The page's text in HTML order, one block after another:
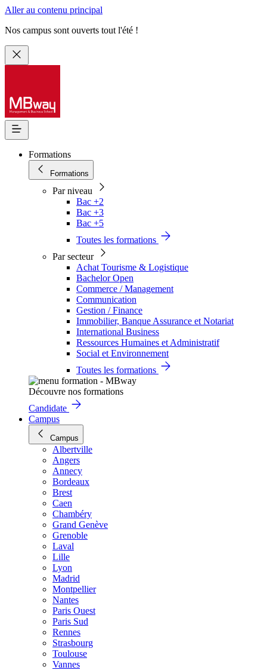
Aller au contenu principal
Nos campus sont ouverts tout l'été !
Formations
Formations
Par niveau
Bac +2
Bac +3
Bac +5
Toutes les formations
Par secteur
Achat Tourisme & Logistique
Bachelor Open
Commerce / Management
Communication
Gestion / Finance
Immobilier, Banque Assurance et Notariat
International Business
Ressources Humaines et Administratif
Social et Environnement
Toutes les formations
Découvre nos formations
Candidate
Campus
Campus
Albertville
Angers
Annecy
Bordeaux
Brest
Caen
Chambéry
Grand Genève
Grenoble
Laval
Lille
Lyon
Madrid
Montpellier
Nantes
Paris Ouest
Paris Sud
Rennes
Strasbourg
Toulouse
Vannes